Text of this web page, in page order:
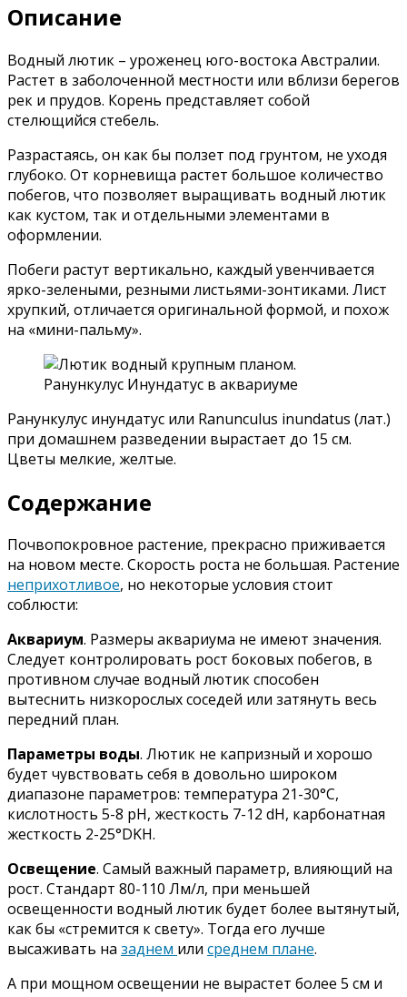
Описание
Водный лютик – уроженец юго-востока Австралии.
Растет в заболоченной местности или вблизи берегов
рек и прудов. Корень представляет собой
стелющийся стебель.
Разрастаясь, он как бы ползет под грунтом, не уходя
глубоко. От корневища растет большое количество
побегов, что позволяет выращивать водный лютик
как кустом, так и отдельными элементами в
оформлении.
Побеги растут вертикально, каждый увенчивается
ярко-зелеными, резными листьями-зонтиками. Лист
хрупкий, отличается оригинальной формой, и похож
на «мини-пальму».
Ранункулус инундатус или Ranunculus inundatus (лат.)
при домашнем разведении вырастает до 15 см.
Цветы мелкие, желтые.
Содержание
Почвопокровное растение, прекрасно приживается
на новом месте. Скорость роста не большая. Растение
неприхотливое, но некоторые условия стоит
соблюсти:
Аквариум. Размеры аквариума не имеют значения.
Следует контролировать рост боковых побегов, в
противном случае водный лютик способен
вытеснить низкорослых соседей или затянуть весь
передний план.
Параметры воды. Лютик не капризный и хорошо
будет чувствовать себя в довольно широком
диапазоне параметров: температура 21-30°С,
кислотность 5-8 pH, жесткость 7-12 dH, карбонатная
жесткость 2-25°DKH.
Освещение. Самый важный параметр, влияющий на
рост. Стандарт 80-110 Лм/л, при меньшей
освещенности водный лютик будет более вытянутый,
как бы «стремится к свету». Тогда его лучше
высаживать на заднем или среднем плане.
А при мощном освещении не вырастет более 5 см и